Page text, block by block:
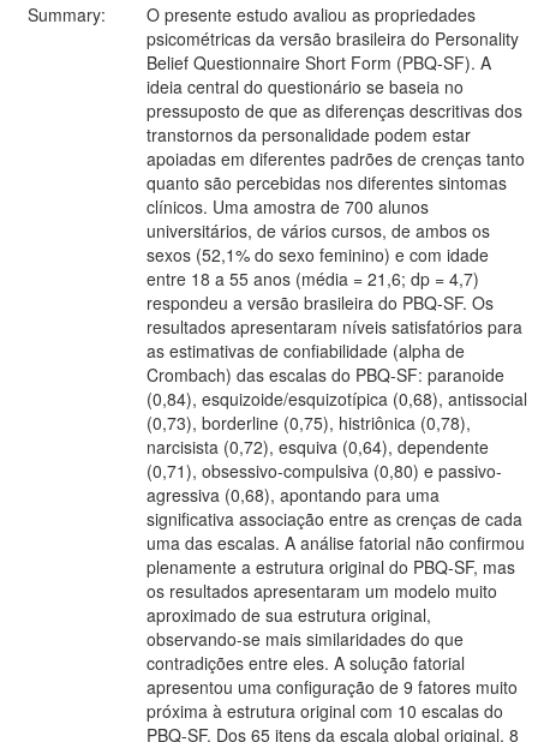
Summary:
O presente estudo avaliou as propriedades
psicométricas da versão brasileira do Personality
Belief Questionnaire Short Form (PBQ-SF). A
ideia central do questionário se baseia no
pressuposto de que as diferenças descritivas dos
transtornos da personalidade podem estar
apoiadas em diferentes padrões de crenças tanto
quanto são percebidas nos diferentes sintomas
clínicos. Uma amostra de 700 alunos
universitários, de vários cursos, de ambos os
sexos (52,1% do sexo feminino) e com idade
entre 18 a 55 anos (média = 21,6; dp = 4,7)
respondeu a versão brasileira do PBQ-SF. Os
resultados apresentaram níveis satisfatórios para
as estimativas de confiabilidade (alpha de
Crombach) das escalas do PBQ-SF: paranoide
(0,84), esquizoide/esquizotípica (0,68), antissocial
(0,73), borderline (0,75), histriônica (0,78),
narcisista (0,72), esquiva (0,64), dependente
(0,71), obsessivo-compulsiva (0,80) e passivo-
agressiva (0,68), apontando para uma
significativa associação entre as crenças de cada
uma das escalas. A análise fatorial não confirmou
plenamente a estrutura original do PBQ-SF, mas
os resultados apresentaram um modelo muito
aproximado de sua estrutura original,
observando-se mais similaridades do que
contradições entre eles. A solução fatorial
apresentou uma configuração de 9 fatores muito
próxima à estrutura original com 10 escalas do
PBQ-SF. Dos 65 itens da escala global original, 8